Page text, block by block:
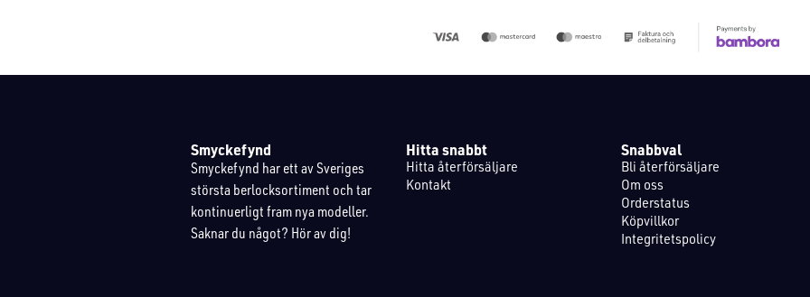
Smyckefynd
Smyckefynd har ett av Sveriges
största berlocksortiment och tar
kontinuerligt fram nya modeller.
Saknar du något? Hör av dig!
Hitta snabbt
Hitta återförsäljare
Kontakt
Snabbval
Bli återförsäljare
Om oss
Orderstatus
Köpvillkor
Integritetspolicy